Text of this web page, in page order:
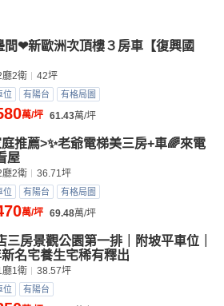
間❤新歐洲次頂樓３房車【復興國
廳2衛 42坪
位 有陽台 有格局圖
萬/坪 61.43萬/坪
推薦>✨老爺電梯美三房+車🌈來電
屋
廳2衛 36.71坪
位 有陽台 有格局圖
萬/坪 69.48萬/坪
三房景觀公園第一排｜附坡平車位｜
名宅養生宅稀有釋出
廳1衛 38.57坪
位 有陽台